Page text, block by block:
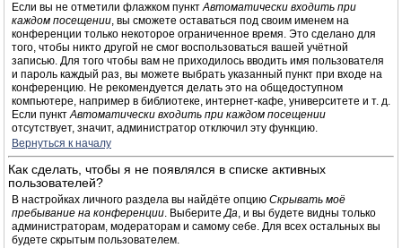
Если вы не отметили флажком пунктАвтоматически входить при
каждом посещении, вы сможете оставаться под своим именем на
конференции только некоторое ограниченное время. Это сделано для
того, чтобы никто другой не смог воспользоваться вашей учётной
записью. Для того чтобы вам не приходилось вводить имя пользователя
и пароль каждый раз, вы можете выбрать указанный пункт при входе на
конференцию. Не рекомендуется делать это на общедоступном
компьютере, например в библиотеке, интернет-кафе, университете и т. д.
Если пунктАвтоматически входить при каждом посещении
отсутствует, значит, администратор отключил эту функцию.
Вернуться к началу
Как сделать, чтобы я не появлялся в списке активных
пользователей?
В настройках личного раздела вы найдёте опцию Скрывать моё
пребывание на конференции. ВыберитеДа, и вы будете видны только
администраторам, модераторам и самому себе. Для всех остальных вы
будете скрытым пользователем.